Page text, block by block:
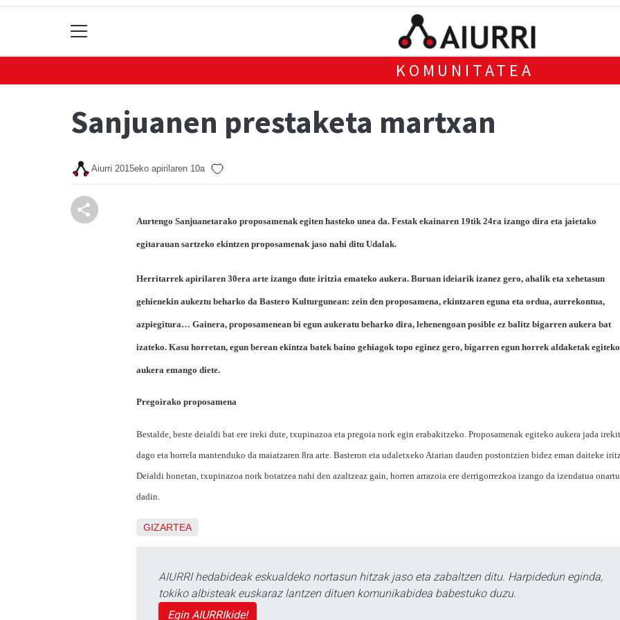
KOMUNITATEA
Sanjuanen prestaketa martxan
Aiurri 2015eko apirilaren 10a
Aurtengo Sanjuanetarako proposamenak egiten hasteko unea da. Festak ekainaren 19tik 24ra izango dira eta jaietako
egitarauan sartzeko ekintzen proposamenak jaso nahi ditu Udalak.
Herritarrek apirilaren 30era arte izango dute iritzia emateko aukera. Buruan ideiarik izanez gero, ahalik eta xehetasun
gehienekin aukeztu beharko da Bastero Kulturgunean: zein den proposamena, ekintzaren eguna eta ordua, aurrekontua,
azpiegitura… Gainera, proposamenean bi egun aukeratu beharko dira, lehenengoan posible ez balitz bigarren aukera bat
izateko. Kasu horretan, egun berean ekintza batek baino gehiagok topo eginez gero, bigarren egun horrek aldaketak egiteko
aukera emango diete.
Pregoirako proposamena
Bestalde, beste deialdi bat ere ireki dute, txupinazoa eta pregoia nork egin erabakitzeko. Proposamenak egiteko aukera jada
dago eta horrela mantenduko da maiatzaren 8ra arte. Basteron eta udaletxeko Atarian dauden postontzien bidez eman daiteke
Deialdi honetan, txupinazoa nork botatzea nahi den azaltzeaz gain, horren arrazoia ere derrigorrezkoa izango da izendatua onartu
dadin.
GIZARTEA
AIURRI hedabideak eskualdeko nortasun hitzak jaso eta zabaltzen ditu. Harpidedun eginda,
tokiko albisteak euskaraz lantzen dituen komunikabidea babestuko duzu.
Egin AIURRIkide!